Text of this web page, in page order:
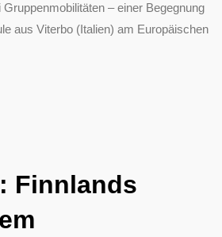
– einer Begegnung
aus Viterbo (Italien) am Europäischen
Finnlands